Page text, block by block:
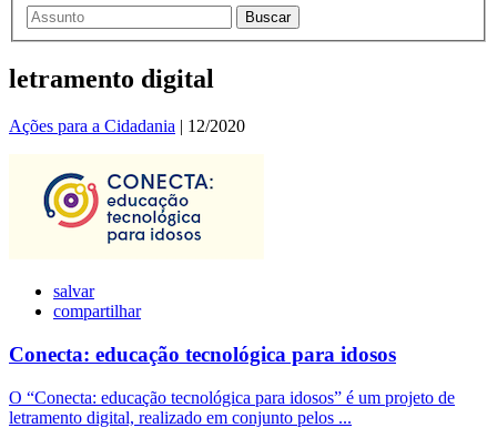
letramento digital
Ações para a Cidadania | 12/2020
salvar
compartilhar
Conecta: educação tecnológica para idosos
O “Conecta: educação tecnológica para idosos” é um projeto de
letramento digital, realizado em conjunto pelos ...